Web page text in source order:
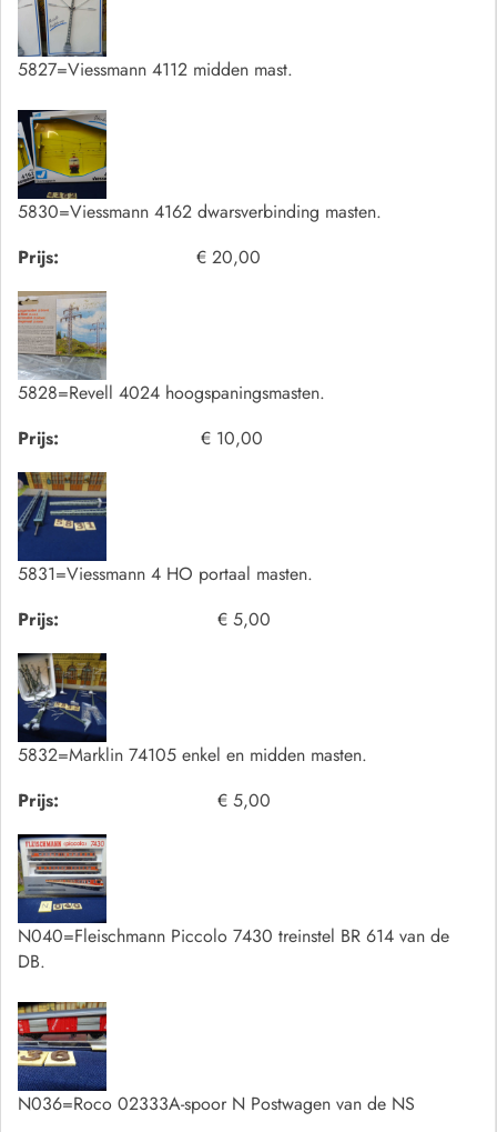
5827=Viessmann 4112 midden mast.
5830=Viessmann 4162 dwarsverbinding masten.
Prijs:
€ 20,00
5828=Revell 4024 hoogspaningsmasten.
Prijs:
€ 10,00
5831=Viessmann 4 HO portaal masten.
Prijs:
€ 5,00
5832=Marklin 74105 enkel en midden masten.
Prijs:
€ 5,00
N040=Fleischmann Piccolo 7430 treinstel BR 614 van de
DB.
N036=Roco 02333A-spoor N Postwagen van de NS